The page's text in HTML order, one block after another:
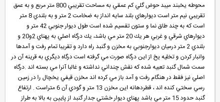
محوطه يخبند ميبد حوض گلي كم عمقي به مساحت تقريبي 800 متر مربع و به عمق
تقريبي نيم متر است ديوارهاي بلند سايه انداز به ضخامت 2 متر و به بلندي 8 متر
است كه به چند طاق نما و ستون تقسيم شده است طول ديوار جنوبي 42 متر و
ديوارهاي شرقي و غربي هر يك 20 متر مي باشد، يك درگاه اصلي به پهناي 2و20 و
بلندي 2 متر درميان ديوارجنوبي به مخزن و گنبد راه دارد و تقريبا تمام رفت و آمدها
وانبار كردن و تخليه يخ از اين درگاه صورت مي گرفته است درگاه ديگري به قرينه آن در
سمت شمال گنبد تعبيه شده كه نقش چنداني نداشته و غالبا آنرا مي بسته اند .درگاه
اصلي نيز فقط در هنگام رفت و آمد باز مي كرده اند مخزن قيفي يخچال را در زمين
رسي سختي كنده اند ، قطردهانه اين مخزن 13 متر و گودي آن 6 متراست . ارتفاع
گنبد حدود 15 متر مي باشد پهناي ديوار خشتي جدار گنبد از پايين به بالا به طراز